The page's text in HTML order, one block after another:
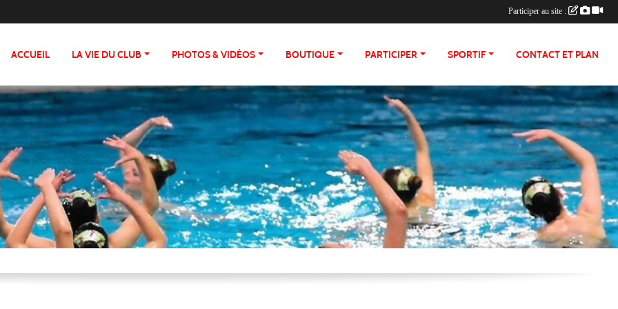
ACCUEIL LA VIE DU CLUB PHOTOS & VIDÉOS BOUTIQUE PARTICIPER SPORTIF CONTACT ET PLAN
Participer au site :